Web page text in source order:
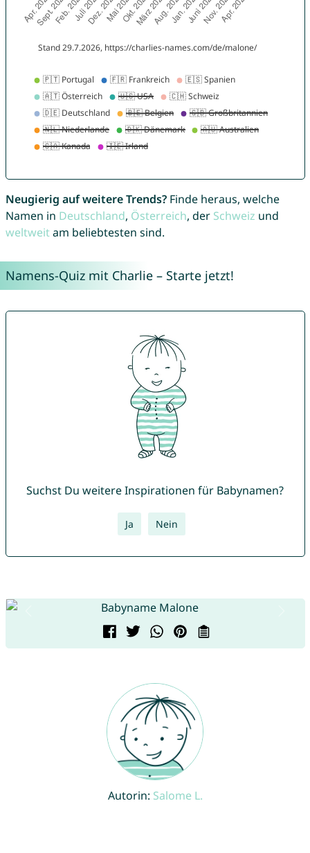
Neugierig auf weitere Trends?Finde heraus, welche
Namen in Deutschland, Österreich, der Schweiz und
weltweitam beliebtesten sind.
Namens-Quiz mit Charlie – Starte jetzt!
Suchst Du weitere Inspirationen für Babynamen?
Ja Nein
Autorin: Salome L.